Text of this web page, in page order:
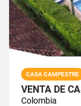
CASA CAMPESTRE
VENTA DE
Colombia